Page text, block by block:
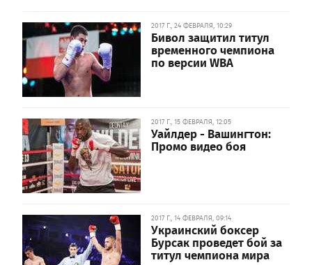
2017 Г., 24 ФЕВРАЛЯ, 10:29
Бивол защитил титул
временного чемпиона
по версии WBA
2017 Г., 15 ФЕВРАЛЯ, 12:05
Уайлдер - Вашингтон:
Промо видео боя
2017 Г., 14 ФЕВРАЛЯ, 09:14
Украинский боксер
Бурсак проведет бой за
титул чемпиона мира